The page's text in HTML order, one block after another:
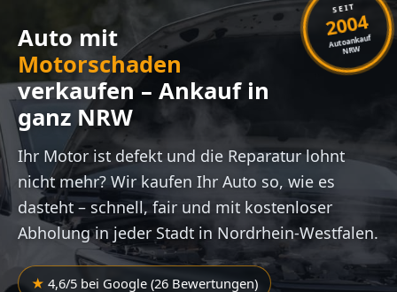
SEIT
2004
Autoankauf
NRW
Auto mit
Motorschaden
verkaufen – Ankauf in
ganz NRW
Ihr Motor ist defekt und die Reparatur lohnt
nicht mehr? Wir kaufen Ihr Auto so, wie es
dasteht – schnell, fair und mit kostenloser
Abholung in jeder Stadt in Nordrhein-Westfalen.
4,6/5 bei Google (26 Bewertungen)